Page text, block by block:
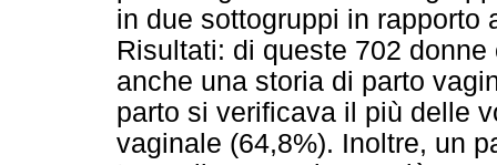
in due sottogruppi in rapporto
Risultati: di queste 702
anche una storia di parto
parto si verificava il più delle
vaginale (64,8%). Inoltre, un